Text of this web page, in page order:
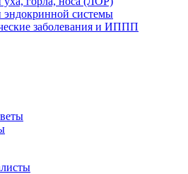
эндокринной системы
заболевания и ИППП